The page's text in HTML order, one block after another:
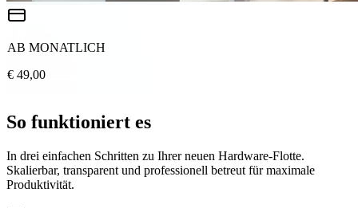
AB MONATLICH
€ 49,00
So funktioniert es
In drei einfachen Schritten zu Ihrer neuen Hardware-Flotte.
Skalierbar, transparent und professionell betreut für maximale
Produktivität.